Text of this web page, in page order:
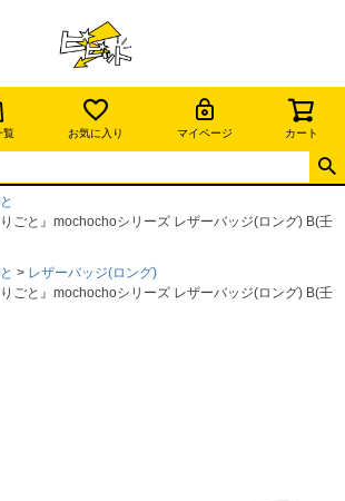
覧 お気に入り マイページ カート
ごと』mochochoシリーズ レザーバッジ(ロング) B(壬
レザーバッジ(ロング)
ごと』mochochoシリーズ レザーバッジ(ロング) B(壬